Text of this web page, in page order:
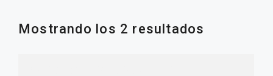
Mostrando los 2 resultados